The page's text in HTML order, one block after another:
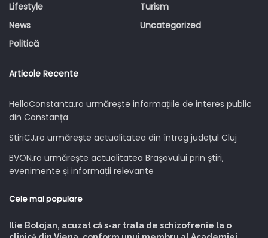
Lifestyle
News
Politică
Turism
Uncategorized
Articole Recente
HelloConstanta.ro urmărește informațiile de interes public
din Constanța
StiriCJ.ro urmărește actualitatea din întreg județul Cluj
BVON.ro urmărește actualitatea Brașovului prin știri,
evenimente și informații relevante
Cele mai populare
Ilie Bolojan, acuzat că s-ar trata de schizofrenie la o